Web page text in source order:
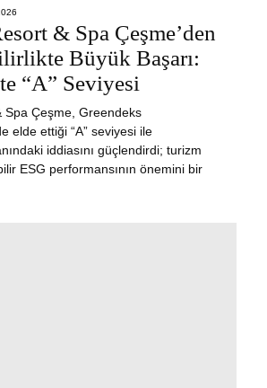
& Spa Çeşme’den
Büyük Başarı:
“A” Seviyesi
Spa Çeşme, Greendeks
elde ettiği “A” seviyesi ile
iddiasını güçlendirdi; turizm
ESG performansının önemini bir